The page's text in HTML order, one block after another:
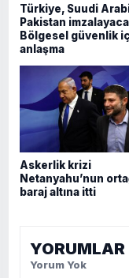
Türkiye, Suudi
Pakistan
Bölgesel güvenlik
anlaşma
Askerlik krizi
Netanyahu’nun
baraj altına itti
YORUMLAR
Yorum Yok